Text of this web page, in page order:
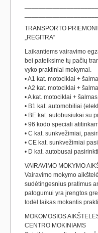
TRANSPORTO
„REGITRA“
Laikantiems vairavimo
bei pateiksime tų pačių
vyko praktiniai mokymai.
• A1 kat. motociklai +
• A2 kat. motociklai +
• A kat. motociklai +
• B1 kat. automobiliai
• BE kat. autobusiukai su
• 96 kodo speciali
• C kat. sunkvežimiai,
• CE kat. sunkvežimiai
• D kat. autobusai
VAIRAVIMO MOKYMO
Vairavimo mokymo
sudėtingesnius pratimus
patogumui yra įrengtos
todėl laikas mokantis
MOKOMOSIOS
CENTRO MOKINIAMS